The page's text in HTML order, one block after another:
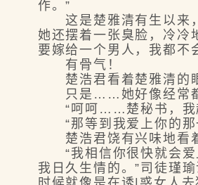
作。”
这是楚雅清有生以来，
她还摆着一张臭脸，冷冷
要嫁给一个男人，我都不
有骨气！
楚浩君看着楚雅清的眼
只是……她好像经常都
“呵呵……楚秘书，我越
“那等到我爱上你的那
楚浩君饶有兴味地看着
“我相信你很快就会爱
我日久生情的。”司徒瑾